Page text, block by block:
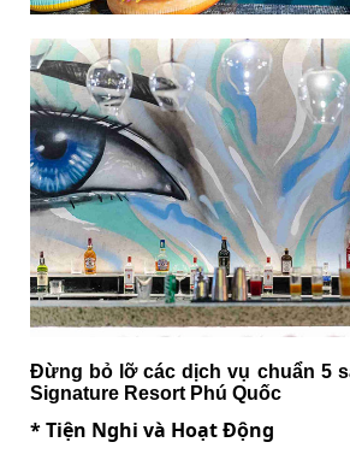
Đừng bỏ lỡ các dịch vụ chuẩn 5
Signature Resort Phú Quốc
* Tiện Nghi và Hoạt Động